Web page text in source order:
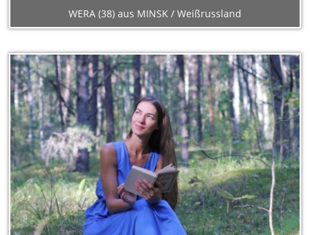
WERA (38) aus MINSK / Weißrussland